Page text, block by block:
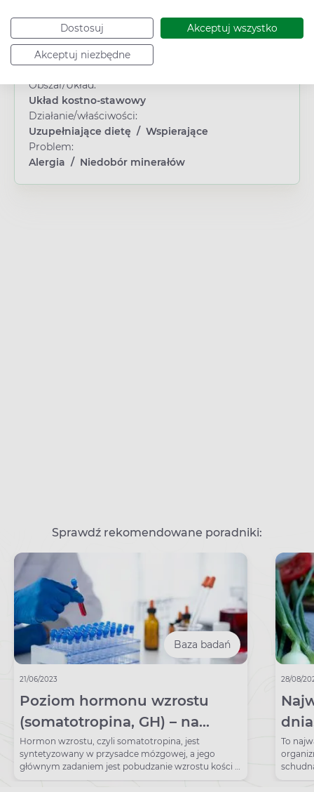
Dostosuj Akceptuj wszystko
Akceptuj niezbędne
Dowolna
Wiek:
Dorosły
Obszar/Układ:
Układ kostno-stawowy
Działanie/właściwości:
Uzupełniające dietę / Wspierające
Problem:
Alergia / Niedobór minerałów
Sprawdź rekomendowane poradniki:
Baza badań
21/06/2023
Poziom hormonu wzrostu
(somatotropina, GH) – na
czym polega badanie? Normy,
wskazania, przygotowanie
Hormon wzrostu, czyli somatotropina, jest
syntetyzowany w przysadce mózgowej, a jego
głównym zadaniem jest pobudzanie wzrostu kości i
produkcji różnego rodzaju białek. Ten hormon
28/08/
To